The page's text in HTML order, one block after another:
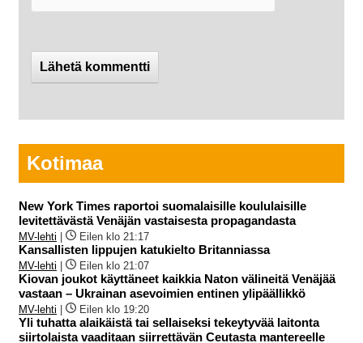
Kotimaa
New York Times raportoi suomalaisille koululaisille
levitettävästä Venäjän vastaisesta propagandasta
MV-lehti Eilen klo 21:17
Kansallisten lippujen katukielto Britanniassa
MV-lehti Eilen klo 21:07
Kiovan joukot käyttäneet kaikkia Naton välineitä Venäjää
vastaan – Ukrainan asevoimien entinen ylipäällikkö
MV-lehti Eilen klo 19:20
Yli tuhatta alaikäistä tai sellaiseksi tekeytyvää laitonta
siirtolaista vaaditaan siirrettävän Ceutasta mantereelle